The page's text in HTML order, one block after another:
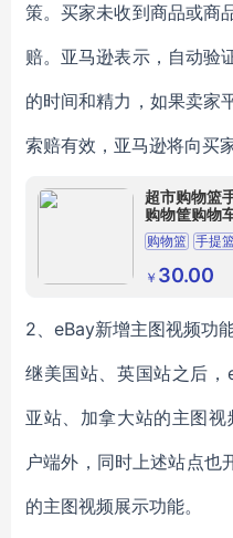
策。买家未收到商品或商
赔。亚马逊表示，自动验
的时间和精力，如果卖家
索赔有效，亚马逊将向买
超市购物篮
购物筐购物
购物篮 手提
￥ 30.00
2、eBay新增主图视频功
继美国站、英国站之后
亚站、加拿大站的主图
户端外，同时上述站点也
的主图视频展示功能。